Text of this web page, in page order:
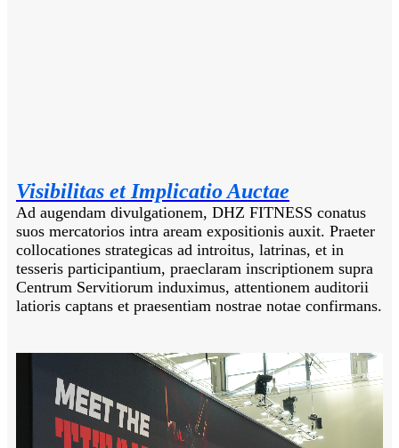
Visibilitas et Implicatio Auctae
Ad augendam divulgationem, DHZ FITNESS conatus
suos mercatorios intra aream expositionis auxit. Praeter
collocationes strategicas ad introitus, latrinas, et in
tesseris participantium, praeclaram inscriptionem supra
Centrum Servitiorum induximus, attentionem auditorii
latioris captans et praesentiam nostrae notae confirmans.